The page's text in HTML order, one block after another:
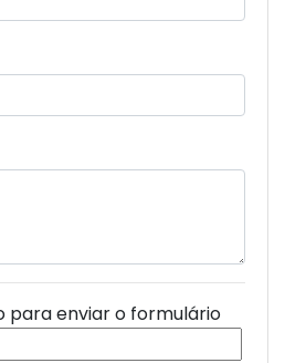
para enviar o formulário